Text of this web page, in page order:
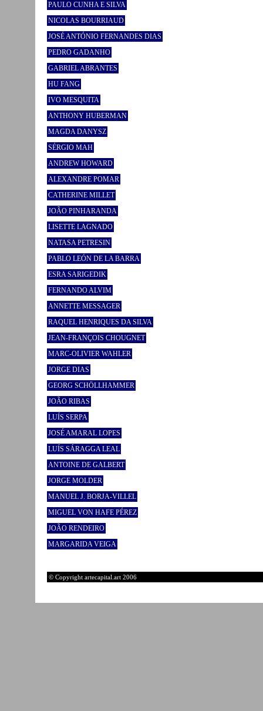
PAULO CUNHA E SILVA
NICOLAS BOURRIAUD
JOSÉ ANTÓNIO FERNANDES DIAS
PEDRO GADANHO
GABRIEL ABRANTES
HU FANG
IVO MESQUITA
ANTHONY HUBERMAN
MAGDA DANYSZ
SÉRGIO MAH
ANDREW HOWARD
ALEXANDRE POMAR
CATHERINE MILLET
JOÃO PINHARANDA
LISETTE LAGNADO
NATASA PETRESIN
PABLO LEÓN DE LA BARRA
ESRA SARIGEDIK
FERNANDO ALVIM
ANNETTE MESSAGER
RAQUEL HENRIQUES DA SILVA
JEAN-FRANÇOIS CHOUGNET
MARC-OLIVIER WAHLER
JORGE DIAS
GEORG SCHÖLLHAMMER
JOÃO RIBAS
LUÍS SERPA
JOSÉ AMARAL LOPES
LUÍS SÁRAGGA LEAL
ANTOINE DE GALBERT
JORGE MOLDER
MANUEL J. BORJA-VILLEL
MIGUEL VON HAFE PÉREZ
JOÃO RENDEIRO
MARGARIDA VEIGA
© Copyright artecapital.art 2006